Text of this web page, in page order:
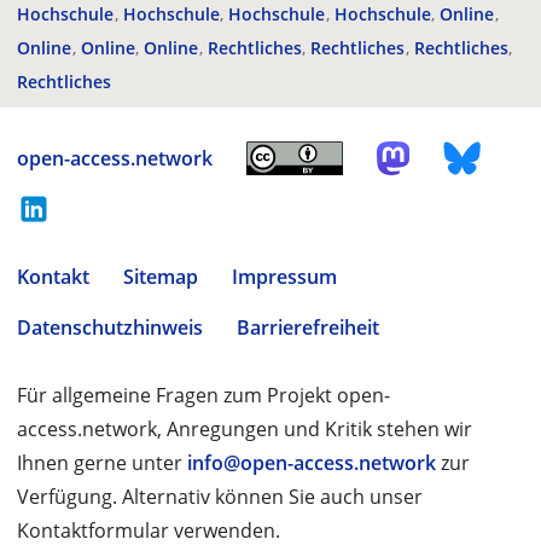
Hochschule Hochschule Hochschule Hochschule Online
Online Online Online Rechtliches Rechtliches Rechtliches
Rechtliches
open-access.network
Kontakt Sitemap
Impressum
Datenschutzhinweis
Barrierefreiheit
Für allgemeine Fragen zum Projekt open-
access.network, Anregungen und Kritik stehen wir
Ihnen gerne unter info@open-access.networkzur
Verfügung. Alternativ können Sie auch unser
Kontaktformular verwenden.